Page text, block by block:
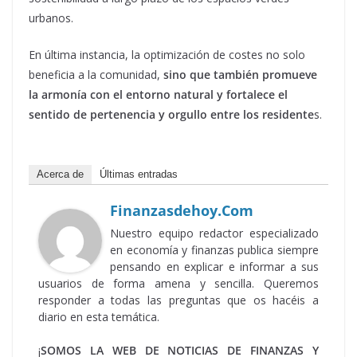
urbanos.
En última instancia, la optimización de costes no solo
beneficia a la comunidad, sino que también promueve
la armonía con el entorno natural y fortalece el
sentido de pertenencia y orgullo entre los residentes.
Acerca de Últimas entradas
Finanzasdehoy.com
Nuestro equipo redactor especializado
en economía y finanzas publica siempre
pensando en explicar e informar a sus
usuarios de forma amena y sencilla. Queremos
responder a todas las preguntas que os hacéis a
diario en esta temática.
¡SOMOS LA WEB DE NOTICIAS DE FINANZAS Y